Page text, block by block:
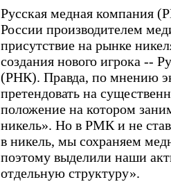
Русская медная компания
России производителем
присутствие на рынке
создания нового игрока --
(РНК). Правда, по мнению
претендовать на
положение на котором
никель». Но в РМК и не
в никель, мы сохраняем
поэтому выделили наши
отдельную структуру».